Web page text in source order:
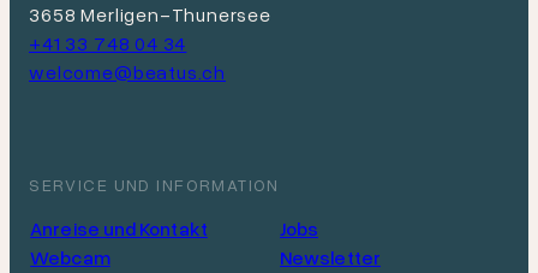
3658 Merligen-Thunersee
+41 33 748 04 34
welcome@beatus.ch
SERVICE UND INFORMATION
Anreise und Kontakt
Webcam
Jobs
Newsletter